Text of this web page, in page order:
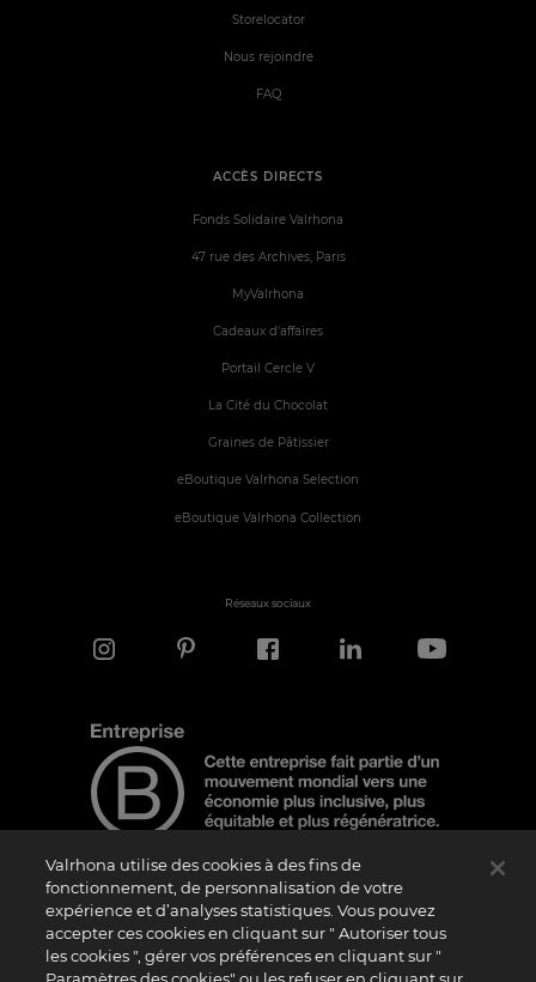
ACCÈS DIRECTS
Fonds Solidaire Valrhona
47 rue des Archives, Paris
MyValrhona
Cadeaux d'affaires
Portail Cercle V
La Cité du Chocolat
Graines de Pâtissier
eBoutique Valrhona Selection
eBoutique Valrhona Collection
Storelocator
Nous rejoindre
FAQ
Réseaux sociaux
Note d'information
Le logo “Certified B Corporation” est attribué par B Lab, une organisation privée à
but non lucratif, aux entreprises qui, comme la nôtre, ont réalisé avec succès le B
Valrhona utilise des cookies à des fins de
fonctionnement, de personnalisation de votre
expérience et d’analyses statistiques. Vous pouvez
accepter ces cookies en cliquant sur " Autoriser tous
les cookies ", gérer vos préférences en cliquant sur "